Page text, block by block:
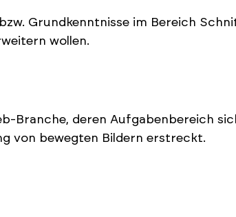
Grundkenntnisse im Bereich
wollen.
Branche, deren Aufgabenbereich
von bewegten Bildern erstreckt.